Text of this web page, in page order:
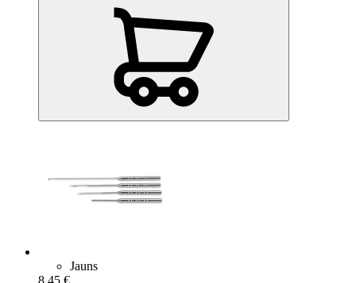
Jauns
8.45 €